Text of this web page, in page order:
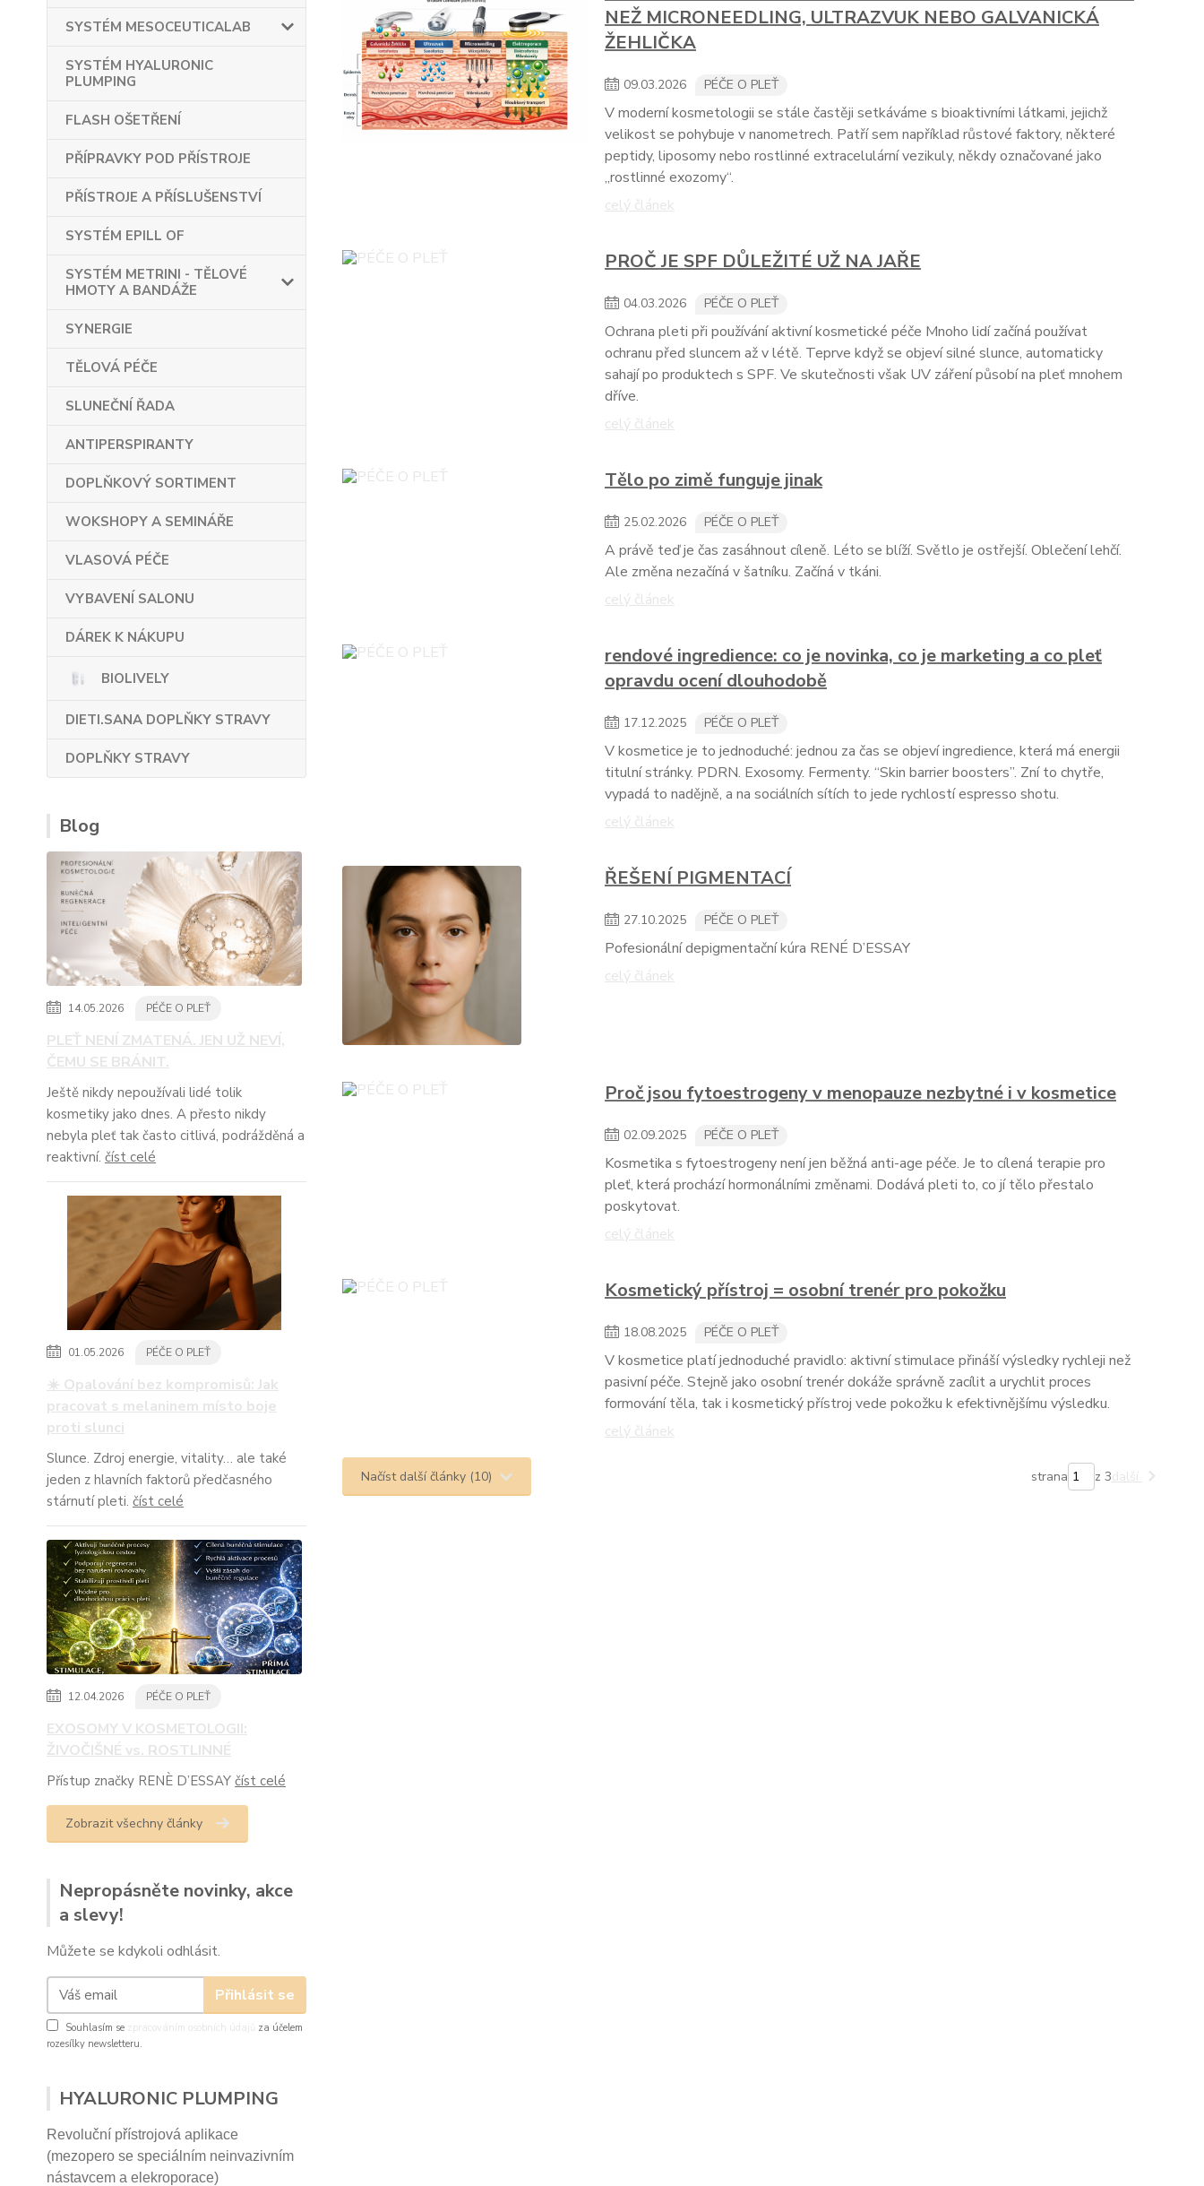
SYSTÉM MESOCEUTICALAB
SYSTÉM HYALURONIC
PLUMPING
FLASH OŠETŘENÍ
PŘÍPRAVKY POD PŘÍSTROJE
PŘÍSTROJE A PŘÍSLUŠENSTVÍ
SYSTÉM EPILL OF
SYSTÉM METRINI - TĚLOVÉ
HMOTY A BANDÁŽE
SYNERGIE
TĚLOVÁ PÉČE
SLUNEČNÍ ŘADA
ANTIPERSPIRANTY
DOPLŇKOVÝ SORTIMENT
WOKSHOPY A SEMINÁŘE
VLASOVÁ PÉČE
VYBAVENÍ SALONU
DÁREK K NÁKUPU
BIOLIVELY
DIETI.SANA DOPLŇKY STRAVY
DOPLŇKY STRAVY
Blog
14.05.2026 PÉČE O PLEŤ
PLEŤ NENÍ ZMATENÁ. JEN UŽ NEVÍ,
ČEMU SE BRÁNIT.
Ještě nikdy nepoužívali lidé tolik
kosmetiky jako dnes. A přesto nikdy
nebyla pleť tak často citlivá, podrážděná a
reaktivní. číst celé
01.05.2026 PÉČE O PLEŤ
☀️ Opalování bez kompromisů: Jak
pracovat s melaninem místo boje
proti slunci
Slunce. Zdroj energie, vitality… ale také
jeden z hlavních faktorů předčasného
stárnutí pleti. číst celé
12.04.2026 PÉČE O PLEŤ
EXOSOMY V KOSMETOLOGII:
ŽIVOČIŠNÉ vs. ROSTLINNÉ
Přístup značky RENÈ D’ESSAY číst celé
Zobrazit všechny články
Nepropásněte novinky, akce
a slevy!
Můžete se kdykoli odhlásit.
Přihlásit se
Souhlasím se zpracováním osobních údajů
za účelem
rozesílky newsletteru.
HYALURONIC PLUMPING
Revoluční přístrojová aplikace
(mezopero se speciálním neinvazivním
nástavcem a elekroporace)
NEŽ MICRONEEDLING, ULTRAZVUK NEBO GALVANICKÁ
ŽEHLIČKA
09.03.2026 PÉČE O PLEŤ
V moderní kosmetologii se stále častěji setkáváme s bioaktivními látkami, jejichž
velikost se pohybuje v nanometrech. Patří sem například růstové faktory, některé
peptidy, liposomy nebo rostlinné extracelulární vezikuly, někdy označované jako
„rostlinné exozomy“.
celý článek
PROČ JE SPF DŮLEŽITÉ UŽ NA JAŘE
04.03.2026 PÉČE O PLEŤ
Ochrana pleti při používání aktivní kosmetické péče Mnoho lidí začíná používat
ochranu před sluncem až v létě. Teprve když se objeví silné slunce, automaticky
sahají po produktech s SPF. Ve skutečnosti však UV záření působí na pleť mnohem
dříve.
celý článek
Tělo po zimě funguje jinak
25.02.2026 PÉČE O PLEŤ
A právě teď je čas zasáhnout cíleně. Léto se blíží. Světlo je ostřejší. Oblečení lehčí.
Ale změna nezačíná v šatníku. Začíná v tkáni.
celý článek
rendové ingredience: co je novinka, co je marketing a co pleť
opravdu ocení dlouhodobě
17.12.2025 PÉČE O PLEŤ
V kosmetice je to jednoduché: jednou za čas se objeví ingredience, která má energii
titulní stránky. PDRN. Exosomy. Fermenty. “Skin barrier boosters”. Zní to chytře,
vypadá to nadějně, a na sociálních sítích to jede rychlostí espresso shotu.
celý článek
ŘEŠENÍ PIGMENTACÍ
27.10.2025 PÉČE O PLEŤ
Pofesionální depigmentační kúra RENÉ D’ESSAY
celý článek
Proč jsou fytoestrogeny v menopauze nezbytné i v kosmetice
02.09.2025 PÉČE O PLEŤ
Kosmetika s fytoestrogeny není jen běžná anti-age péče. Je to cílená terapie pro
pleť, která prochází hormonálními změnami. Dodává pleti to, co jí tělo přestalo
poskytovat.
celý článek
Kosmetický přístroj = osobní trenér pro pokožku
18.08.2025 PÉČE O PLEŤ
V kosmetice platí jednoduché pravidlo: aktivní stimulace přináší výsledky rychleji než
pasivní péče. Stejně jako osobní trenér dokáže správně zacílit a urychlit proces
formování těla, tak i kosmetický přístroj vede pokožku k efektivnějšímu výsledku.
celý článek
Načíst další články (10) strana z 3další